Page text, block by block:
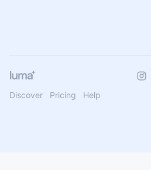
Discover Pricing Help